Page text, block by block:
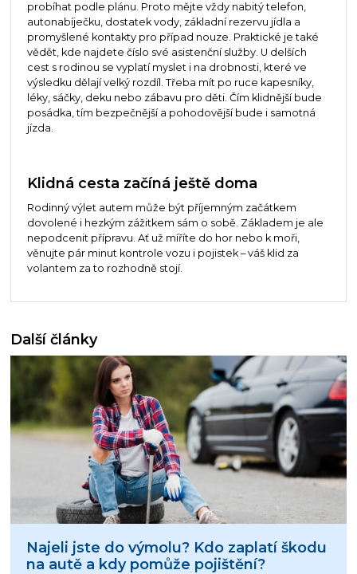
probíhat podle plánu. Proto mějte vždy nabitý telefon,
autonabíječku, dostatek vody, základní rezervu jídla a
promyšlené kontakty pro případ nouze. Praktické je také
vědět, kde najdete číslo své asistenční služby. U delších
cest s rodinou se vyplatí myslet i na drobnosti, které ve
výsledku dělají velký rozdíl. Třeba mít po ruce kapesníky,
léky, sáčky, deku nebo zábavu pro děti. Čím klidnější bude
posádka, tím bezpečnější a pohodovější bude i samotná
jízda.
Klidná cesta začíná ještě doma
Rodinný výlet autem může být příjemným začátkem
dovolené i hezkým zážitkem sám o sobě. Základem je ale
nepodcenit přípravu. Ať už míříte do hor nebo k moři,
věnujte pár minut kontrole vozu i pojistek – váš klid za
volantem za to rozhodně stojí.
Další články
Najeli jste do výmolu? Kdo zaplatí škodu
na autě a kdy pomůže pojištění?